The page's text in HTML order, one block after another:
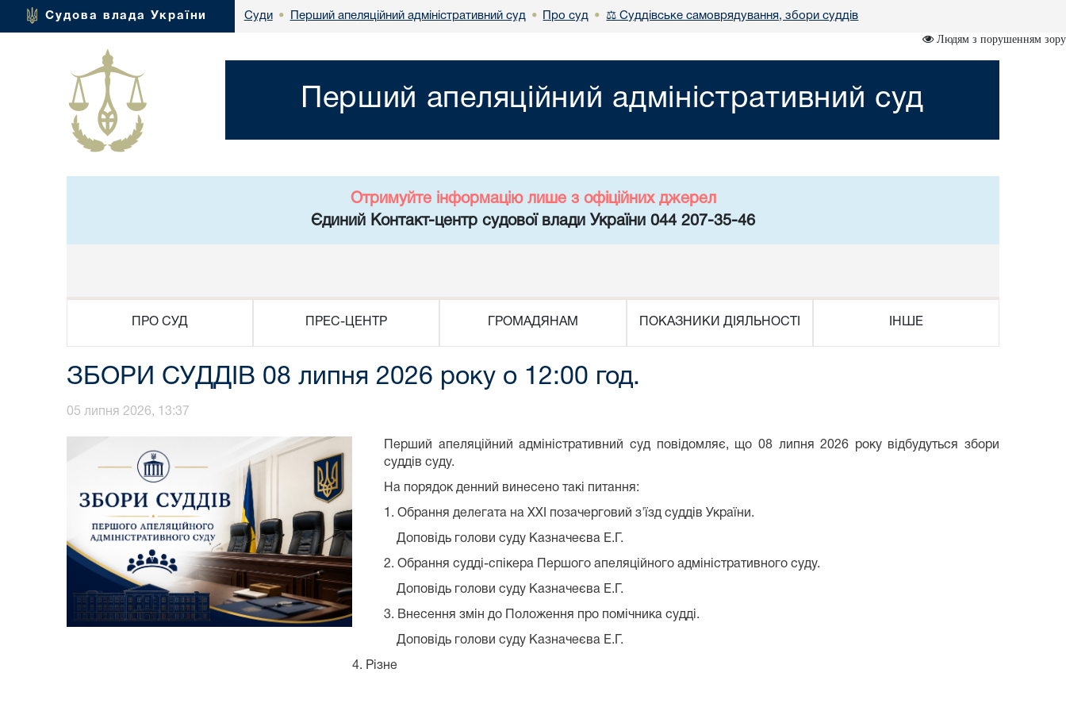
Судова влада України Суди • Перший апеляційний адміністративний суд • Про суд • ⚖ Суддівське самоврядування, збори суддів
Людям з порушенням зору
Перший апеляційний адміністративний суд
Отримуйте інформацію лише з офіційних джерел
Єдиний Контакт-центр судової влади України 044 207-35-46
ПРО СУД ПРЕС-ЦЕНТР ГРОМАДЯНАМ ПОКАЗНИКИ ДІЯЛЬНОСТІ ІНШЕ
ЗБОРИ СУДДІВ 08 липня 2026 року о 12:00 год.
05 липня 2026, 13:37
Перший апеляційний адміністративний суд повідомляє, що 08 липня 2026 року відбудуться збори
суддів суду.
На порядок денний винесено такі питання:
1. Обрання делегата на ХХІ позачерговий з'їзд суддів України.
Доповідь голови суду Казначеєва Е.Г.
2. Обрання судді-спікера Першого апеляційного адміністративного суду.
Доповідь голови суду Казначеєва Е.Г.
3. Внесення змін до Положення про помічника судді.
Доповідь голови суду Казначеєва Е.Г.
4. Різне